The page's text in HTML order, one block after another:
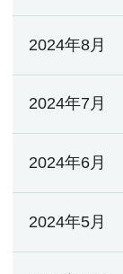
2024年8月
2024年7月
2024年6月
2024年5月